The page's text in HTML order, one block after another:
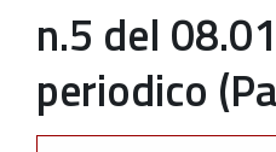
n.5 del
periodico